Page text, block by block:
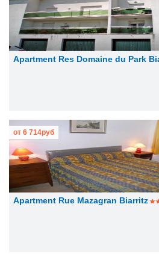
Apartment Res Domaine du Park
Apartment Rue Mazagran Biarritz
от 6 714руб